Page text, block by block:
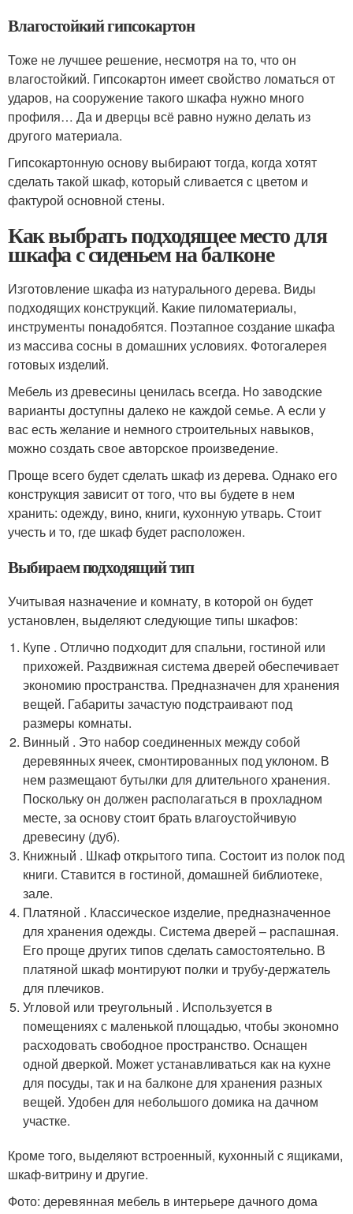
Влагостойкий гипсокартон
Тоже не лучшее решение, несмотря на то, что он
влагостойкий. Гипсокартон имеет свойство ломаться от
ударов, на сооружение такого шкафа нужно много
профиля… Да и дверцы всё равно нужно делать из
другого материала.
Гипсокартонную основу выбирают тогда, когда хотят
сделать такой шкаф, который сливается с цветом и
фактурой основной стены.
Как выбрать подходящее место для
шкафа с сиденьем на балконе
Изготовление шкафа из натурального дерева. Виды
подходящих конструкций. Какие пиломатериалы,
инструменты понадобятся. Поэтапное создание шкафа
из массива сосны в домашних условиях. Фотогалерея
готовых изделий.
Мебель из древесины ценилась всегда. Но заводские
варианты доступны далеко не каждой семье. А если у
вас есть желание и немного строительных навыков,
можно создать свое авторское произведение.
Проще всего будет сделать шкаф из дерева. Однако его
конструкция зависит от того, что вы будете в нем
хранить: одежду, вино, книги, кухонную утварь. Стоит
учесть и то, где шкаф будет расположен.
Выбираем подходящий тип
Учитывая назначение и комнату, в которой он будет
установлен, выделяют следующие типы шкафов:
Купе . Отлично подходит для спальни, гостиной или
прихожей. Раздвижная система дверей обеспечивает
экономию пространства. Предназначен для хранения
вещей. Габариты зачастую подстраивают под
размеры комнаты.
Винный . Это набор соединенных между собой
деревянных ячеек, смонтированных под уклоном. В
нем размещают бутылки для длительного хранения.
Поскольку он должен располагаться в прохладном
месте, за основу стоит брать влагоустойчивую
древесину (дуб).
Книжный . Шкаф открытого типа. Состоит из полок под
книги. Ставится в гостиной, домашней библиотеке,
зале.
Платяной . Классическое изделие, предназначенное
для хранения одежды. Система дверей – распашная.
Его проще других типов сделать самостоятельно. В
платяной шкаф монтируют полки и трубу-держатель
для плечиков.
Угловой или треугольный . Используется в
помещениях с маленькой площадью, чтобы экономно
расходовать свободное пространство. Оснащен
одной дверкой. Может устанавливаться как на кухне
для посуды, так и на балконе для хранения разных
вещей. Удобен для небольшого домика на дачном
участке.
Кроме того, выделяют встроенный, кухонный с ящиками,
шкаф-витрину и другие.
Фото: деревянная мебель в интерьере дачного дома